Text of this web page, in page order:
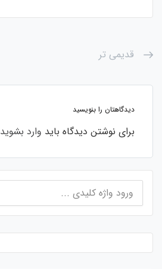
قدیمی تر
دیدگاهتان را بنویسید
برای نوشتن دیدگاه باید وارد بشوید
برای: